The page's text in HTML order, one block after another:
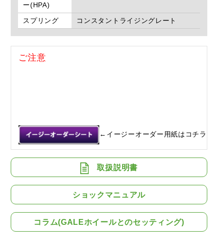
ー(HPA)
スプリング コンスタントライジングレート
ご注意
←イージーオーダー用紙はコチラ
取扱説明書
ショックマニュアル
コラム(GALEホイールとのセッティング)